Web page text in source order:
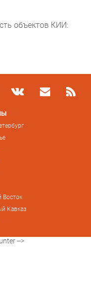
объектов КИИ:
Восток
Кавказ
-->